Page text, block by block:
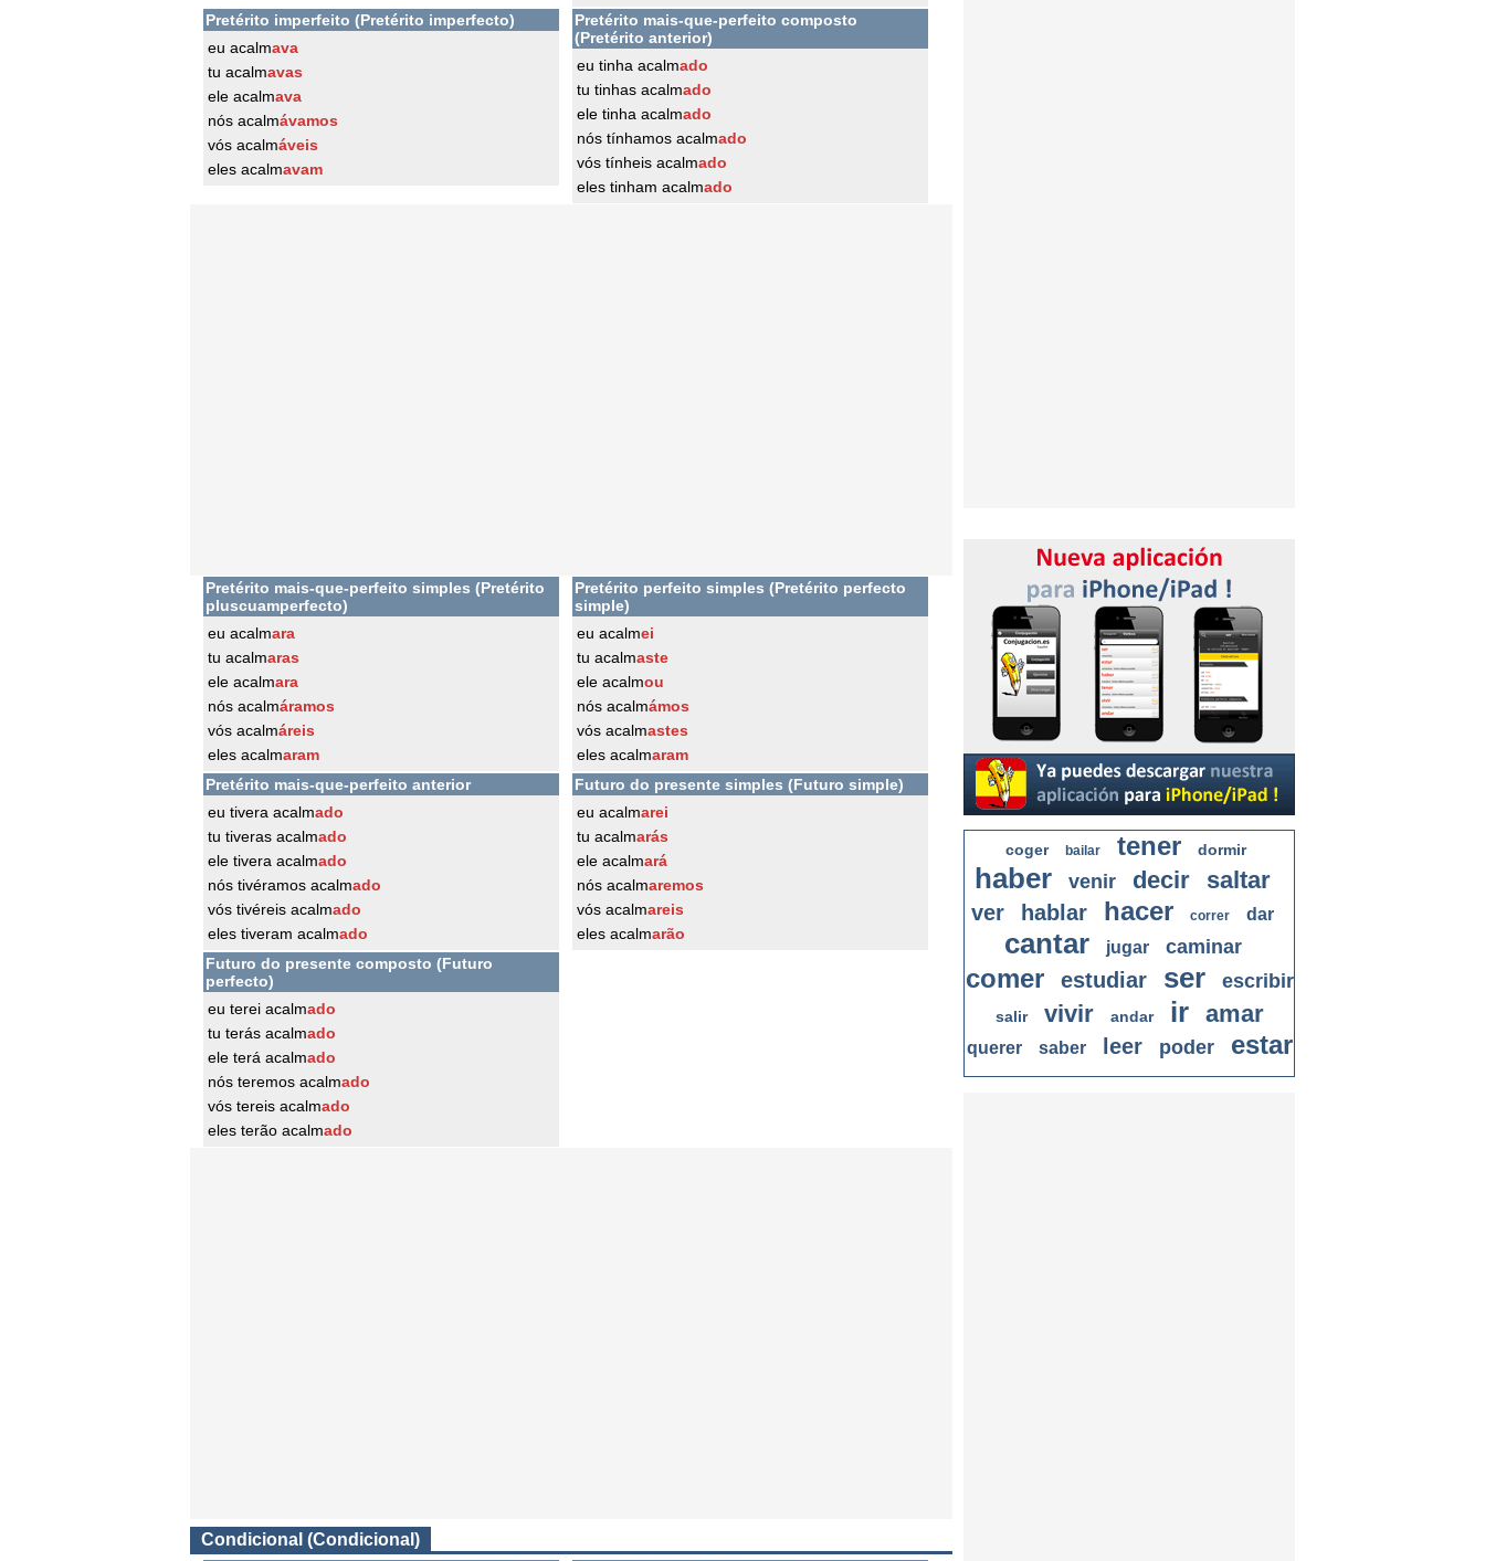
Pretérito imperfeito (Pretérito imperfecto)
eu acalmava
tu acalmavas
ele acalmava
nós acalmávamos
vós acalmáveis
eles acalmavam
Pretérito mais-que-perfeito composto
(Pretérito anterior)
eu tinha acalmado
tu tinhas acalmado
ele tinha acalmado
nós tínhamos acalmado
vós tínheis acalmado
eles tinham acalmado
Pretérito mais-que-perfeito simples (Pretérito
pluscuamperfecto)
eu acalmara
tu acalmaras
ele acalmara
nós acalmáramos
vós acalmáreis
eles acalmaram
Pretérito perfeito simples (Pretérito perfecto
simple)
eu acalmei
tu acalmaste
ele acalmou
nós acalmámos
vós acalmastes
eles acalmaram
Pretérito mais-que-perfeito anterior
eu tivera acalmado
tu tiveras acalmado
ele tivera acalmado
nós tivéramos acalmado
vós tivéreis acalmado
eles tiveram acalmado
Futuro do presente simples (Futuro simple)
eu acalmarei
tu acalmarás
ele acalmará
nós acalmaremos
vós acalmareis
eles acalmarão
Futuro do presente composto (Futuro
perfecto)
eu terei acalmado
tu terás acalmado
ele terá acalmado
nós teremos acalmado
vós tereis acalmado
eles terão acalmado
Condicional (Condicional)
coger bailar tener dormir
haber venir decir saltar
ver hablar hacer correr dar
cantar jugar caminar
comer estudiar ser escribir
salir vivir andar ir amar
querer saber leer poder estar